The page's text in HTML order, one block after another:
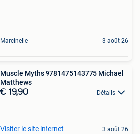
Marcinelle 3 août 26
Muscle Myths 9781475143775 Michael
Matthews
€ 19,90 Détails
Visiter le site internet 3 août 26